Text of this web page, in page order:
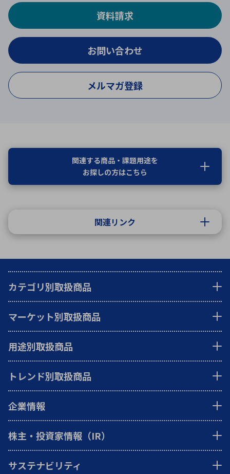
資料請求
お問い合わせ
メルマガ登録
関連する商品・課題用途を
お探しの方はこちら
関連リンク
カテゴリ別取扱商品
マーケット別取扱商品
用途別取扱商品
トレンド別取扱商品
企業情報
株主・投資家情報（IR）
サステナビリティ